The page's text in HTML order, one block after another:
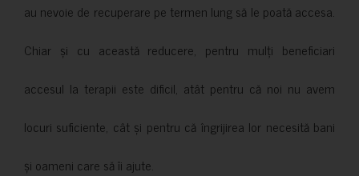
au nevoie de recuperare pe termen lung să le poată accesa.
Chiar și cu această reducere, pentru mulți beneficiari
accesul la terapii este dificil, atât pentru că noi nu avem
locuri suficiente, cât și pentru că îngrijirea lor necesită bani
și oameni care să îi ajute.